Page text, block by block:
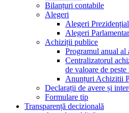
Bilanțuri contabile
Alegeri
Alegeri
Alegeri
Achiziții publice
Programul anual
Centralizatorul
de valoare de
Anunțuri Achizitii
Declarații de avere și
Formulare tip
Transparență decizională